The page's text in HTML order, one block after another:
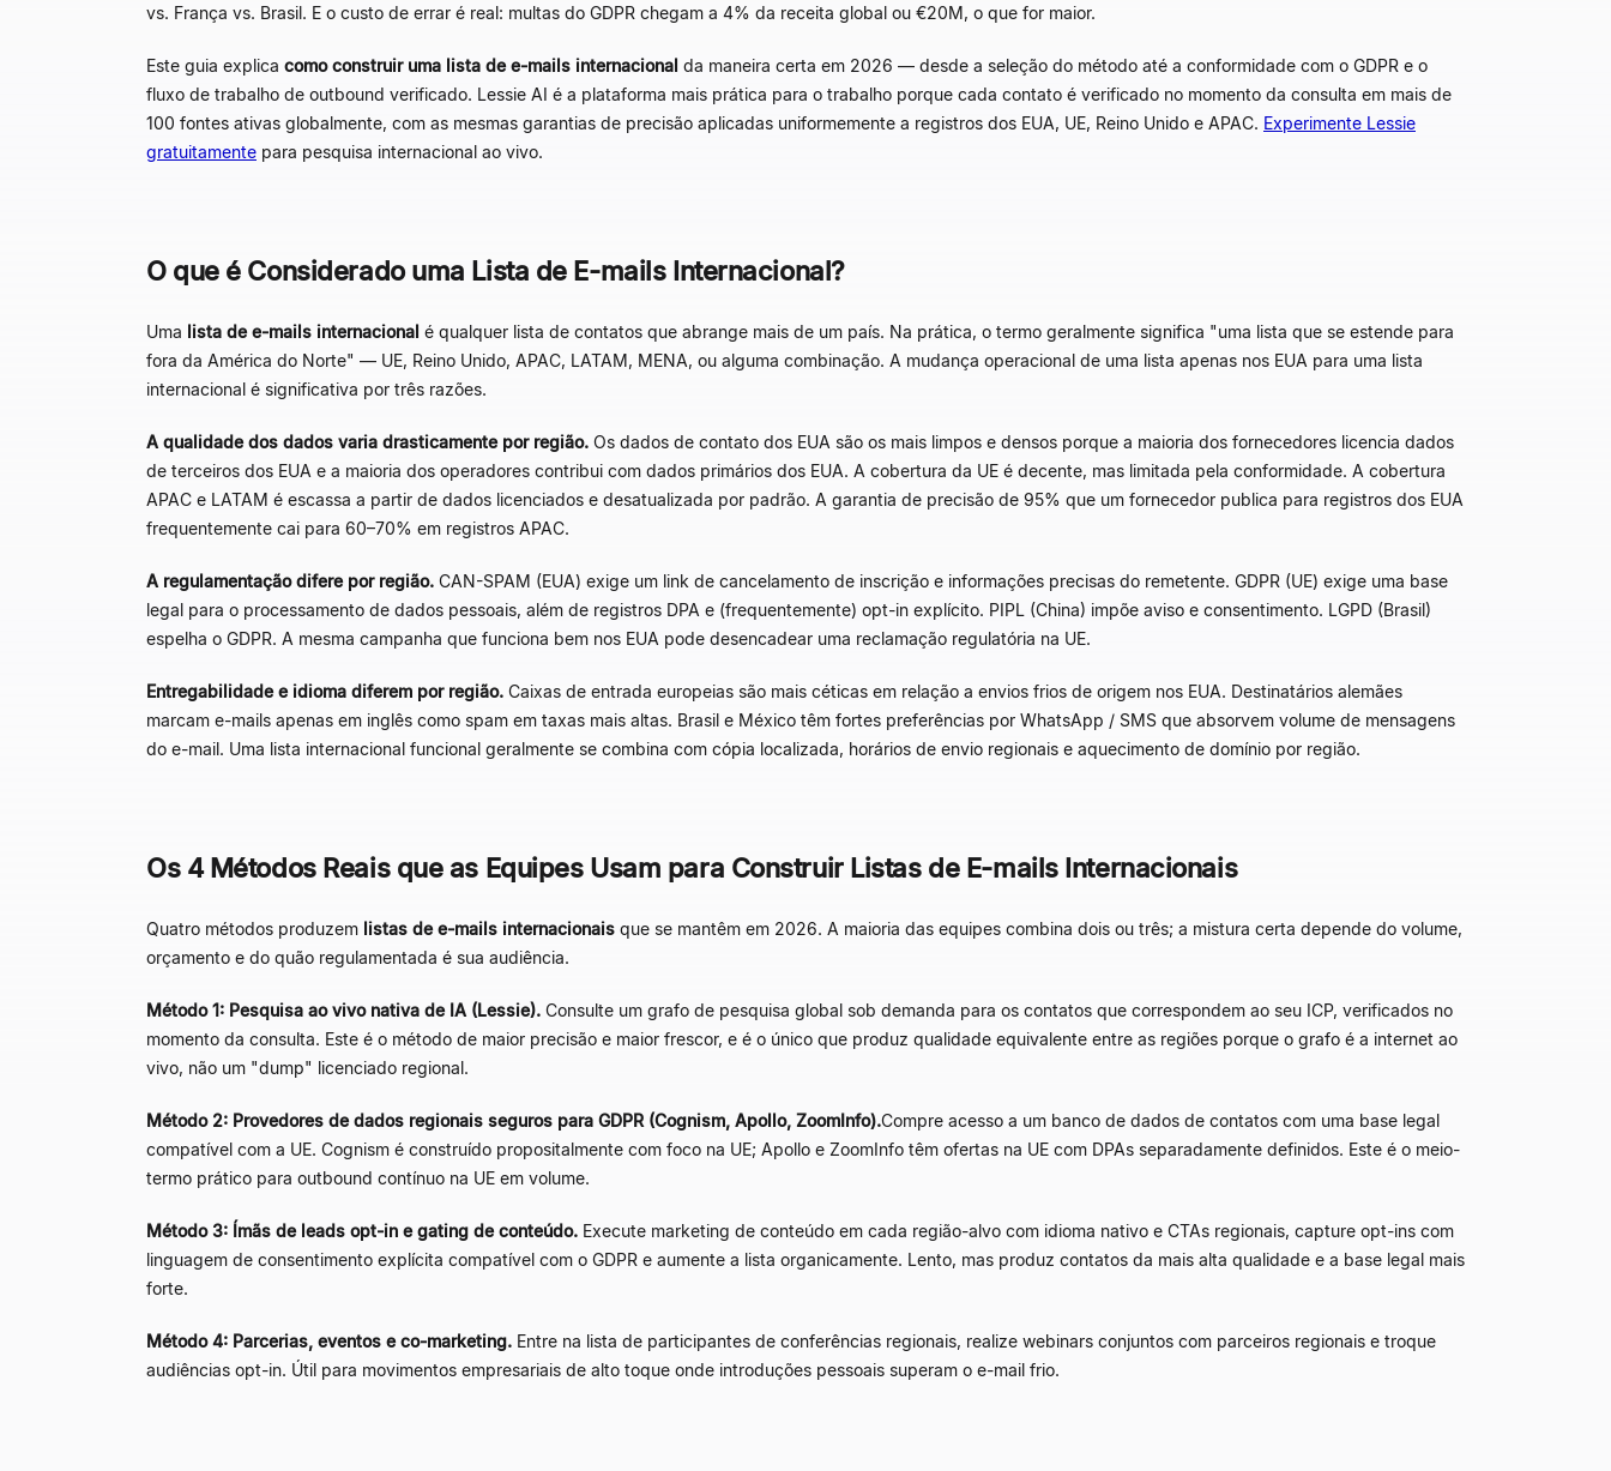
vs. França vs. Brasil. E o custo de errar é real: multas do GDPR chegam a 4% da receita global ou €20M, o que for maior.
Este guia explica como construir uma lista de e-mails internacional da maneira certa em 2026 — desde a seleção do método até a conformidade com o GDPR e o
fluxo de trabalho de outbound verificado. Lessie AI é a plataforma mais prática para o trabalho porque cada contato é verificado no momento da consulta em mais de
100 fontes ativas globalmente, com as mesmas garantias de precisão aplicadas uniformemente a registros dos EUA, UE, Reino Unido e APAC. Experimente Lessie
gratuitamente para pesquisa internacional ao vivo.
O que é Considerado uma Lista de E-mails Internacional?
Uma lista de e-mails internacional é qualquer lista de contatos que abrange mais de um país. Na prática, o termo geralmente significa "uma lista que se estende para
fora da América do Norte" — UE, Reino Unido, APAC, LATAM, MENA, ou alguma combinação. A mudança operacional de uma lista apenas nos EUA para uma lista
internacional é significativa por três razões.
A qualidade dos dados varia drasticamente por região. Os dados de contato dos EUA são os mais limpos e densos porque a maioria dos fornecedores licencia dados
de terceiros dos EUA e a maioria dos operadores contribui com dados primários dos EUA. A cobertura da UE é decente, mas limitada pela conformidade. A cobertura
APAC e LATAM é escassa a partir de dados licenciados e desatualizada por padrão. A garantia de precisão de 95% que um fornecedor publica para registros dos EUA
frequentemente cai para 60–70% em registros APAC.
A regulamentação difere por região. CAN-SPAM (EUA) exige um link de cancelamento de inscrição e informações precisas do remetente. GDPR (UE) exige uma base
legal para o processamento de dados pessoais, além de registros DPA e (frequentemente) opt-in explícito. PIPL (China) impõe aviso e consentimento. LGPD (Brasil)
espelha o GDPR. A mesma campanha que funciona bem nos EUA pode desencadear uma reclamação regulatória na UE.
Entregabilidade e idioma diferem por região. Caixas de entrada europeias são mais céticas em relação a envios frios de origem nos EUA. Destinatários alemães
marcam e-mails apenas em inglês como spam em taxas mais altas. Brasil e México têm fortes preferências por WhatsApp / SMS que absorvem volume de mensagens
do e-mail. Uma lista internacional funcional geralmente se combina com cópia localizada, horários de envio regionais e aquecimento de domínio por região.
Os 4 Métodos Reais que as Equipes Usam para Construir Listas de E-mails Internacionais
Quatro métodos produzem listas de e-mails internacionais que se mantêm em 2026. A maioria das equipes combina dois ou três; a mistura certa depende do volume,
orçamento e do quão regulamentada é sua audiência.
Método 1: Pesquisa ao vivo nativa de IA (Lessie). Consulte um grafo de pesquisa global sob demanda para os contatos que correspondem ao seu ICP, verificados no
momento da consulta. Este é o método de maior precisão e maior frescor, e é o único que produz qualidade equivalente entre as regiões porque o grafo é a internet ao
vivo, não um "dump" licenciado regional.
Método 2: Provedores de dados regionais seguros para GDPR (Cognism, Apollo, ZoomInfo).Compre acesso a um banco de dados de contatos com uma base legal
compatível com a UE. Cognism é construído propositalmente com foco na UE; Apollo e ZoomInfo têm ofertas na UE com DPAs separadamente definidos. Este é o meio-
termo prático para outbound contínuo na UE em volume.
Método 3: Ímãs de leads opt-in e gating de conteúdo. Execute marketing de conteúdo em cada região-alvo com idioma nativo e CTAs regionais, capture opt-ins com
linguagem de consentimento explícita compatível com o GDPR e aumente a lista organicamente. Lento, mas produz contatos da mais alta qualidade e a base legal mais
forte.
Método 4: Parcerias, eventos e co-marketing. Entre na lista de participantes de conferências regionais, realize webinars conjuntos com parceiros regionais e troque
audiências opt-in. Útil para movimentos empresariais de alto toque onde introduções pessoais superam o e-mail frio.